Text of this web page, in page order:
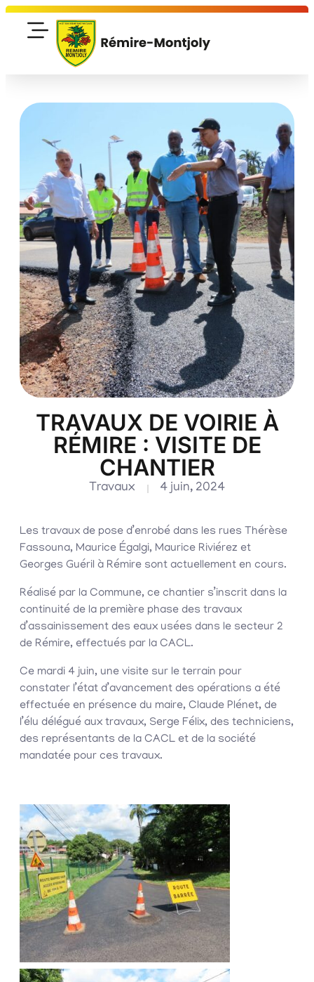
TRAVAUX DE VOIRIE À
RÉMIRE : VISITE DE
CHANTIER
Travaux 4 juin, 2024
Les travaux de pose d’enrobé dans les rues Thérèse
Fassouna, Maurice Égalgi, Maurice Riviérez et
Georges Guéril à Rémire sont actuellement en cours.
Réalisé par la Commune, ce chantier s’inscrit dans la
continuité de la première phase des travaux
d’assainissement des eaux usées dans le secteur 2
de Rémire, effectués par la CACL.
Ce mardi 4 juin, une visite sur le terrain pour
constater l’état d’avancement des opérations a été
effectuée en présence du maire, Claude Plénet, de
l’élu délégué aux travaux, Serge Félix, des techniciens,
des représentants de la CACL et de la société
mandatée pour ces travaux.